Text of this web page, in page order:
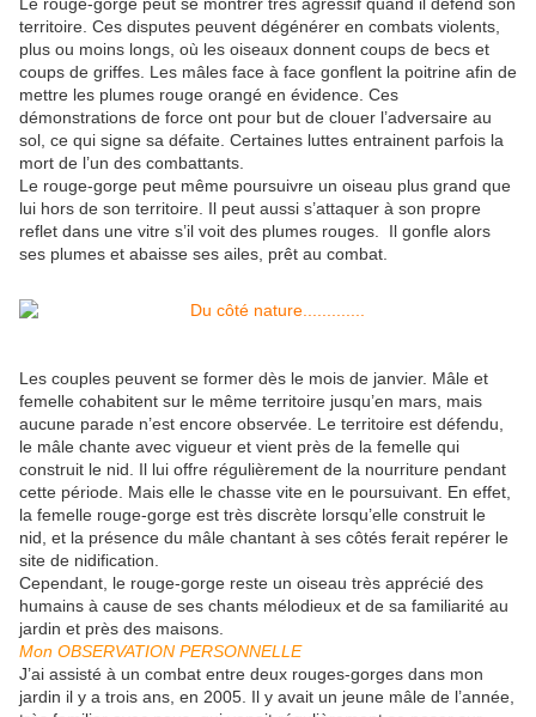
territoire. Ces disputes peuvent dégénérer en combats violents,
plus ou moins longs, où les oiseaux donnent coups de becs et
coups de griffes. Les mâles face à face gonflent la poitrine afin de
mettre les plumes rouge orangé en évidence. Ces
démonstrations de force ont pour but de clouer l’adversaire au
sol, ce qui signe sa défaite. Certaines luttes entrainent parfois la
mort de l’un des combattants.
Le rouge-gorge peut même poursuivre un oiseau plus grand que
lui hors de son territoire. Il peut aussi s’attaquer à son propre
reflet dans une vitre s’il voit des plumes rouges. Il gonfle alors
ses plumes et abaisse ses ailes, prêt au combat.
Les couples peuvent se former dès le mois de janvier. Mâle et
femelle cohabitent sur le même territoire jusqu’en mars, mais
aucune parade n’est encore observée. Le territoire est défendu,
le mâle chante avec vigueur et vient près de la femelle qui
construit le nid. Il lui offre régulièrement de la nourriture pendant
cette période. Mais elle le chasse vite en le poursuivant. En effet,
la femelle rouge-gorge est très discrète lorsqu’elle construit le
nid, et la présence du mâle chantant à ses côtés ferait repérer le
site de nidification.
Cependant, le rouge-gorge reste un oiseau très apprécié des
humains à cause de ses chants mélodieux et de sa familiarité au
jardin et près des maisons.
Mon OBSERVATION PERSONNELLE
J’ai assisté à un combat entre deux rouges-gorges dans mon
jardin il y a trois ans, en 2005. Il y avait un jeune mâle de l’année,